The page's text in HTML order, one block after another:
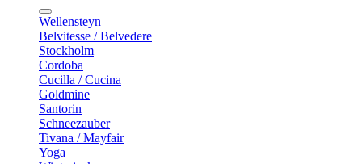
Wellensteyn
Belvitesse / Belvedere
Stockholm
Cordoba
Cucilla / Cucina
Goldmine
Santorin
Schneezauber
Tivana / Mayfair
Yoga